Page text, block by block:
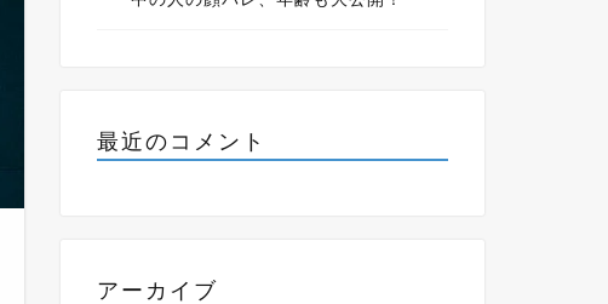
最近のコメント
アーカイブ